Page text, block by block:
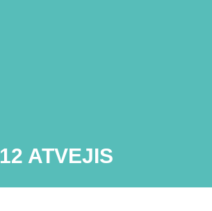
12 ATVEJIS